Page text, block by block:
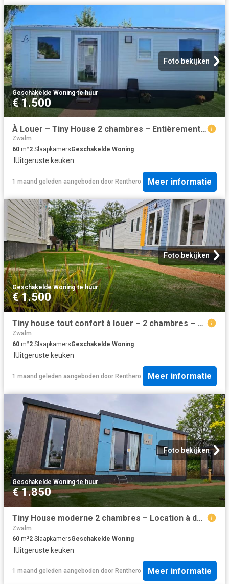
Foto bekijken
Geschakelde Woning·te huur
€ 1.500
À Louer – Tiny House 2 chambres – Entièrement équipée
Zwalm
60 m²2 SlaapkamersGeschakelde Woning
· IUitgeruste keuken
1 maand geleden aangeboden door Renthero Meer informatie
Foto bekijken
Geschakelde Woning·te huur
€ 1.500
Tiny house tout confort à louer – 2 chambres – Geraardsbergen
Zwalm
60 m²2 SlaapkamersGeschakelde Woning
· IUitgeruste keuken
1 maand geleden aangeboden door Renthero Meer informatie
Foto bekijken
Geschakelde Woning·te huur
€ 1.850
Tiny House moderne 2 chambres – Location à durée variable – Entièrement équipée
Zwalm
60 m²2 SlaapkamersGeschakelde Woning
·IUitgeruste keuken
1 maand geleden aangeboden door Renthero Meer informatie